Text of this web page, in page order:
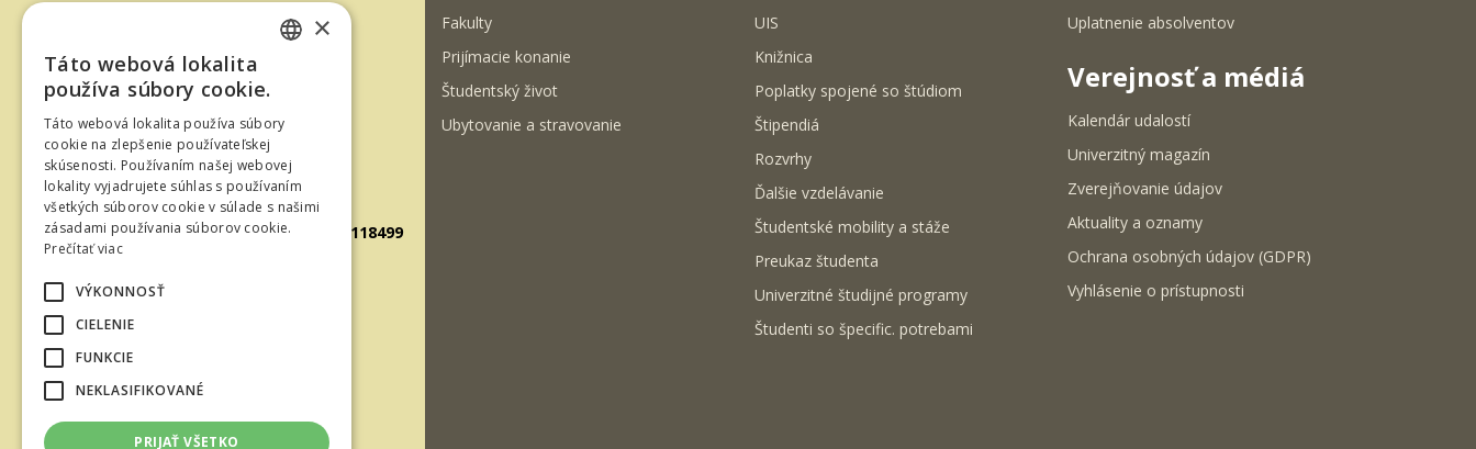
960 01 Zvolen
Slovenská republika
Tel.: +421-45-520 61 11
Fax: +421-45-533 00 27
E-mail: info@tuzvo.sk
GPS súradnice: 48.572024,19.118499
IČO: 00397440
DIČ: 2020474808
IČ DPH: SK2020474808
E-mail: podatelna@tuzvo.sk
Fakulty
Prijímacie konanie
Študentský život
Ubytovanie a stravovanie
UIS
Knižnica
Poplatky spojené so štúdiom
Štipendiá
Rozvrhy
Ďalšie vzdelávanie
Študentské mobility a stáže
Preukaz študenta
Univerzitné študijné programy
Študenti so špecific. potrebami
Uplatnenie absolventov
Verejnosť a médiá
Kalendár udalostí
Univerzitný magazín
Zverejňovanie údajov
Aktuality a oznamy
Ochrana osobných údajov (GDPR)
Vyhlásenie o prístupnosti
×
Táto webová lokalita
používa súbory cookie.
Táto webová lokalita používa súbory
cookie na zlepšenie používateľskej
skúsenosti. Používaním našej webovej
lokality vyjadrujete súhlas s používaním
všetkých súborov cookie v súlade s našimi
zásadami používania súborov cookie.
Prečítať viac
VÝKONNOSŤ
CIELENIE
FUNKCIE
NEKLASIFIKOVANÉ
PRIJAŤ VŠETKO